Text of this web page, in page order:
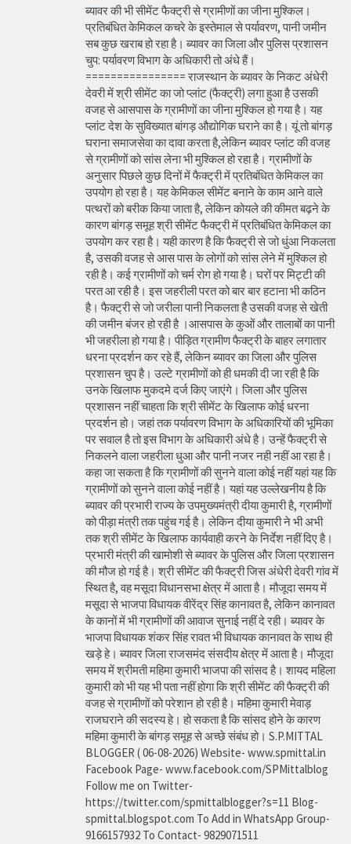
ब्यावर की भी सीमेंट फैक्ट्री से ग्रामीणों का जीना मुश्किल।
प्रतिबंधित केमिकल कचरे के इस्तेमाल से पर्यावरण, पानी जमीन
सब कुछ खराब हो रहा है। ब्यावर का जिला और पुलिस प्रशासन
चुप: पर्यावरण विभाग के अधिकारी तो अंधे हैं।
================ राजस्थान के ब्यावर के निकट अंधेरी
देवरी में श्री सीमेंट का जो प्लांट (फैक्ट्री) लगा हुआ है उसकी
वजह से आसपास के ग्रामीणों का जीना मुश्किल हो गया है। यह
प्लांट देश के सुविख्यात बांगड़ औद्योगिक घराने का है। यूं तो बांगड़
घराना समाजसेवा का दावा करता है,लेकिन ब्यावर प्लांट की वजह
से ग्रामीणों को सांस लेना भी मुश्किल हो रहा है। ग्रामीणों के
अनुसार पिछले कुछ दिनों में फैक्ट्री में प्रतिबंधित केमिकल का
उपयोग हो रहा है। यह केमिकल सीमेंट बनाने के काम आने वाले
पत्थरों को बरीक किया जाता है, लेकिन कोयले की कीमत बढ़ने के
कारण बांगड़ समूह श्री सीमेंट फैक्ट्री में प्रतिबंधित केमिकल का
उपयोग कर रहा है। यही कारण है कि फैक्ट्री से जो धुंआ निकलता
है, उसकी वजह से आस पास के लोगों को सांस लेने में मुश्किल हो
रही है। कई ग्रामीणों को चर्म रोग हो गया है। घरों पर मिट्टी की
परत आ रही है। इस जहरीली परत को बार बार हटाना भी कठिन
है। फैक्ट्री से जो जरीला पानी निकलता है उसकी वजह से खेती
की जमीन बंजर हो रही है ।आसपास के कुओं और तालाबों का पानी
भी जहरीला हो गया है। पीड़ित ग्रामीण फैक्ट्री के बाहर लगातार
धरना प्रदर्शन कर रहे हैं, लेकिन ब्यावर का जिला और पुलिस
प्रशासन चुप है। उल्टे ग्रामीणों को ही धमकी दी जा रही है कि
उनके खिलाफ मुकदमे दर्ज किए जाएंगे। जिला और पुलिस
प्रशासन नहीं चाहता कि श्री सीमेंट के खिलाफ कोई धरना
प्रदर्शन हो। जहां तक पर्यावरण विभाग के अधिकारियों की भूमिका
पर सवाल है तो इस विभाग के अधिकारी अंधे है। उन्हें फैक्ट्री से
निकलने वाला जहरीला धुआ और पानी नजर नही नहीं आ रहा है।
कहा जा सकता है कि ग्रामीणों की सुनने वाला कोई नहीं यहां यह कि
ग्रामीणों को सुनने वाला कोई नहीं है। यहां यह उल्लेखनीय है कि
ब्यावर की प्रभारी राज्य के उपमुख्यमंत्री दीया कुमारी है, ग्रामीणों
को पीड़ा मंत्री तक पहुंच गई है। लेकिन दीया कुमारी ने भी अभी
तक श्री सीमेंट के खिलाफ कार्यवाही करने के निर्देश नहीं दिए है।
प्रभारी मंत्री की खामोशी से ब्यावर के पुलिस और जिला प्रशासन
की मौज हो गई है। श्री सीमेंट की फैक्ट्री जिस अंधेरी देवरी गांव में
स्थित है, वह मसूदा विधानसभा क्षेत्र में आता है। मौजूदा समय में
मसूदा से भाजपा विधायक वीरेंद्र सिंह कानावत है, लेकिन कानावत
के कानों में भी ग्रामीणों की आवाज सुनाई नहीं दे रही। ब्यावर के
भाजपा विधायक शंकर सिंह रावत भी विधायक कानावत के साथ ही
खड़े हे। ब्यावर जिला राजसमंद संसदीय क्षेत्र में आता है। मौजूदा
समय में श्रीमती महिमा कुमारी भाजपा की सांसद है। शायद महिला
कुमारी को भी यह भी पता नहीं होगा कि श्री सीमेंट की फैक्ट्री की
वजह से ग्रामीणों को परेशान हो रही है। महिमा कुमारी मेवाड़
राजघराने की सदस्य हे। हो सकता है कि सांसद होने के कारण
महिमा कुमारी के बांगड़ समूह से अच्छे संबंध हो। S.P.MITTAL
BLOGGER ( 06-08-2026) Website- www.spmittal.in
Facebook Page- www.facebook.com/SPMittalblog
Follow me on Twitter-
https://twitter.com/spmittalblogger?s=11 Blog-
spmittal.blogspot.com To Add in WhatsApp Group-
9166157932 To Contact- 9829071511